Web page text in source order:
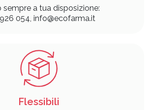
sempre a tua disposizione:
054, info@ecofarma.it
Flessibili